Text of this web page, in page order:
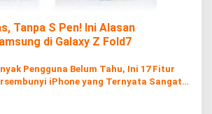
Tanpa S Pen! Ini Alasan
di Galaxy Z Fold7
Pengguna Belum Tahu, Ini 17 Fitur
iPhone yang Ternyata Sangat